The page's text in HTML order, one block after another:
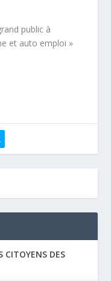
public à
et auto emploi »
CITOYENS DES